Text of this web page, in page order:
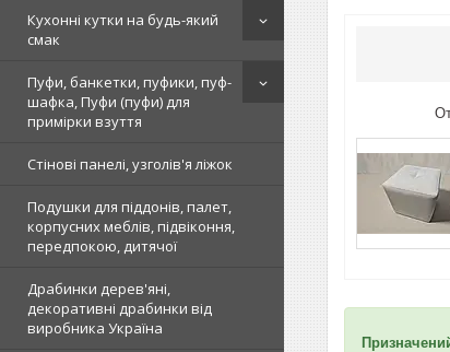
Кухонні кутки на будь-який
смак
Пуфи, банкетки, пуфики, пуф-
шафка, Пуфи (пуфи) для
примірки взуття
Стінові панелі, узголів'я ліжок
Подушки для піддонів, палет,
корпусних меблів, підвіконня,
передпокою, дитячої
Драбинки дерев'яні,
декоративні драбинки від
виробника Україна